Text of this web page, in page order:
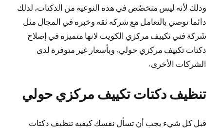
وذلك لأنه ليس متخصُص في هذه النوعية من الدكتات، لذلك
دائما نوصي بالتعامل مع شركه ثقه وخبره في المجال مثل
شَركة فني تكييف مركزي الكويت لانها متميزه في إصلاح
دكتات تكييف مركزي حولي. وبأسعار غير متوفرة لدى
الشركات الأخرى.
تنظيف دكتات تكييف مركزي حولي
قبل كل شيء يجب أن تسأل نفسك كيفيه تنظيف دكتات